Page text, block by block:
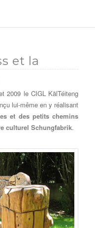
et la
2009 le CIGL KälTéiteng
lui-même en y réalisant
et des petits chemins
culturel Schungfabrik.